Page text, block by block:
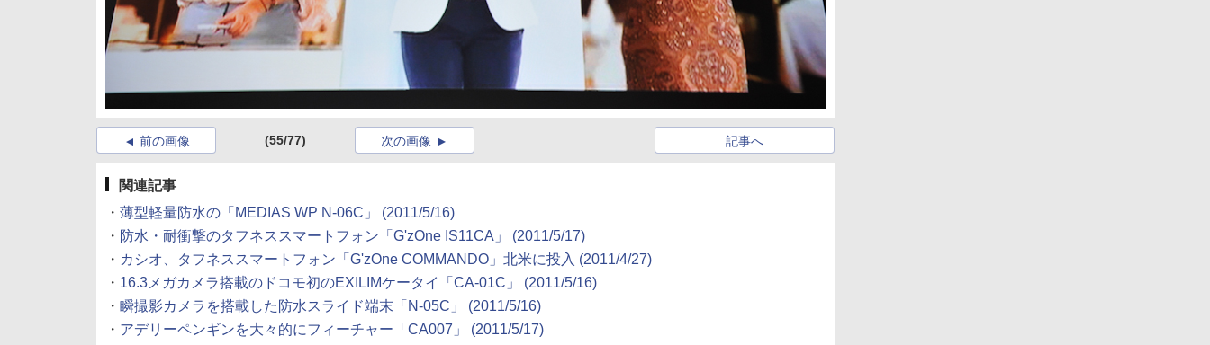
前の画像 (55/77) 記事へ
次の画像
関連記事
・ 薄型軽量防水の「MEDIAS WP N-06C」
(2011/5/16)
・ 防水・耐衝撃のタフネススマートフォン「G'zOne IS11CA」
(2011/5/17)
・ カシオ、タフネススマートフォン「G'zOne COMMANDO」北米に投入 (2011/4/27)
・ 16.3メガカメラ搭載のドコモ初のEXILIMケータイ「CA-01C」
(2011/5/16)
・ 瞬撮影カメラを搭載した防水スライド端末「N-05C」
(2011/5/16)
・ アデリーペンギンを大々的にフィーチャー「CA007」 (2011/5/17)